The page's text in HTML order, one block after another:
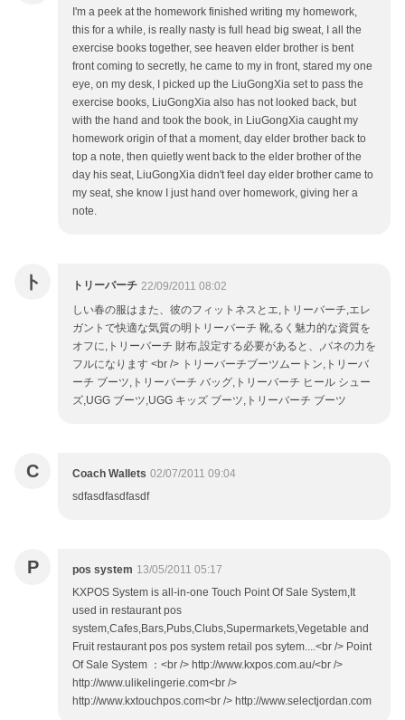
I'm a peek at the homework finished writing my homework,
this for a while, is really nasty is full head big sweat, I all the
exercise books together, see heaven elder brother is bent
front coming to secretly, he came to my in front, stared my one
eye, on my desk, I picked up the LiuGongXia set to pass the
exercise books, LiuGongXia also has not looked back, but
with the hand and took the book, in LiuGongXia caught my
homework origin of that a moment, day elder brother back to
top a note, then quietly went back to the elder brother of the
day his seat, LiuGongXia didn't feel day elder brother came to
my seat, she know I just hand over homework, giving her a
note.
ト トリーバーチ 22/09/2011 08:02
しい春の服はまた、彼のフィットネスとエ,トリーバーチ,エレ
ガントで快適な気質の明トリーバーチ 靴,るく魅力的な資質を
オフに,トリーバーチ 財布,設定する必要があると、,バネの力を
フルになります <br /> トリーバーチブーツムートン,トリーバ
ーチ ブーツ,トリーバーチ バッグ,トリーバーチ ヒール シュー
ズ,UGG ブーツ,UGG キッズ ブーツ,トリーバーチ ブーツ
C Coach Wallets 02/07/2011 09:04
sdfasdfasdfasdf
P pos system 13/05/2011 05:17
KXPOS System is all-in-one Touch Point Of Sale System,It
used in restaurant pos
system,Cafes,Bars,Pubs,Clubs,Supermarkets,Vegetable and
Fruit restaurant pos pos system retail pos sytem....<br /> Point
Of Sale System ：<br /> http://www.kxpos.com.au/<br />
http://www.ulikelingerie.com<br />
http://www.kxtouchpos.com<br /> http://www.selectjordan.com